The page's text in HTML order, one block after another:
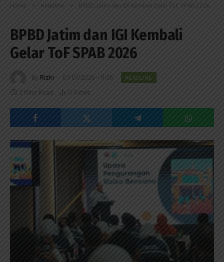
Home » Headline » BPBD Jatim dan IGI Kembali Gelar ToF SPAB 2026
BPBD Jatim dan IGI Kembali
Gelar ToF SPAB 2026
By Rizki 07/07/2026 - 11:36 HEADLINE
2 Mins Read 0 Views